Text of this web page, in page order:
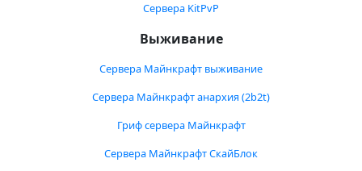
Сервера KitPvP
Выживание
Сервера Майнкрафт выживание
Сервера Майнкрафт анархия (2b2t)
Гриф сервера Майнкрафт
Сервера Майнкрафт СкайБлок